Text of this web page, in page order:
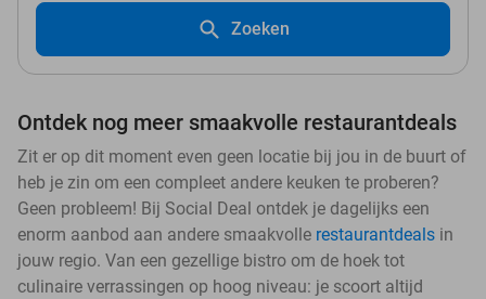
Zoeken
Ontdek nog meer smaakvolle restaurantdeals
Zit er op dit moment even geen locatie bij jou in de buurt of
heb je zin om een compleet andere keuken te proberen?
Geen probleem! Bij Social Deal ontdek je dagelijks een
enorm aanbod aan andere smaakvolle restaurantdeals in
jouw regio. Van een gezellige bistro om de hoek tot
culinaire verrassingen op hoog niveau: je scoort altijd